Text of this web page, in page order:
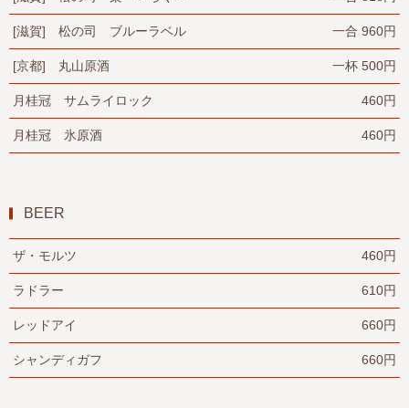
[滋賀] 松の司 ブルーラベル 一合 960円
[京都] 丸山原酒 一杯 500円
月桂冠 サムライロック 460円
月桂冠 氷原酒 460円
BEER
ザ・モルツ 460円
ラドラー 610円
レッドアイ 660円
シャンディガフ 660円